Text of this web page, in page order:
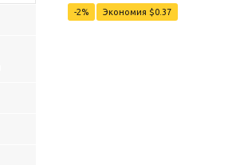
-2% Экономия $0.37